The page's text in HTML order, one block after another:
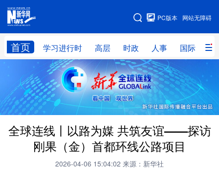
网站无障碍
PC版本
首页 学习进行时 高层 时政 人事 国际 财
网站地图
学习进行时 高层 时政 人事
国际 财经 网评 港澳
台湾 思客智库 全球连线 教育
科技 科创 量子 体育
书画
全球连线丨以路为媒 共筑友谊——探访
刚果（金）首都环线公路项目
2026-04-06 15:04:02 来源：新华社